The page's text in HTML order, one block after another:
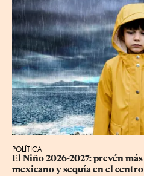
POLÍTICA
El Niño 2026-2027: prevén
mexicano y sequía en el